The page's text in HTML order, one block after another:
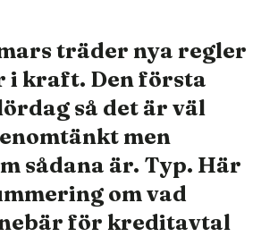
träder nya regler
kraft. Den första
så det är väl
men
sådana är. Typ. Här
om vad
för kreditavtal